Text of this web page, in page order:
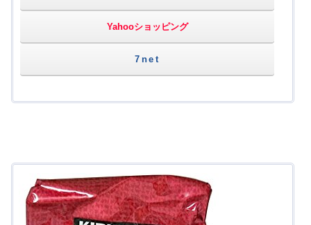
Yahooショッピング
7net